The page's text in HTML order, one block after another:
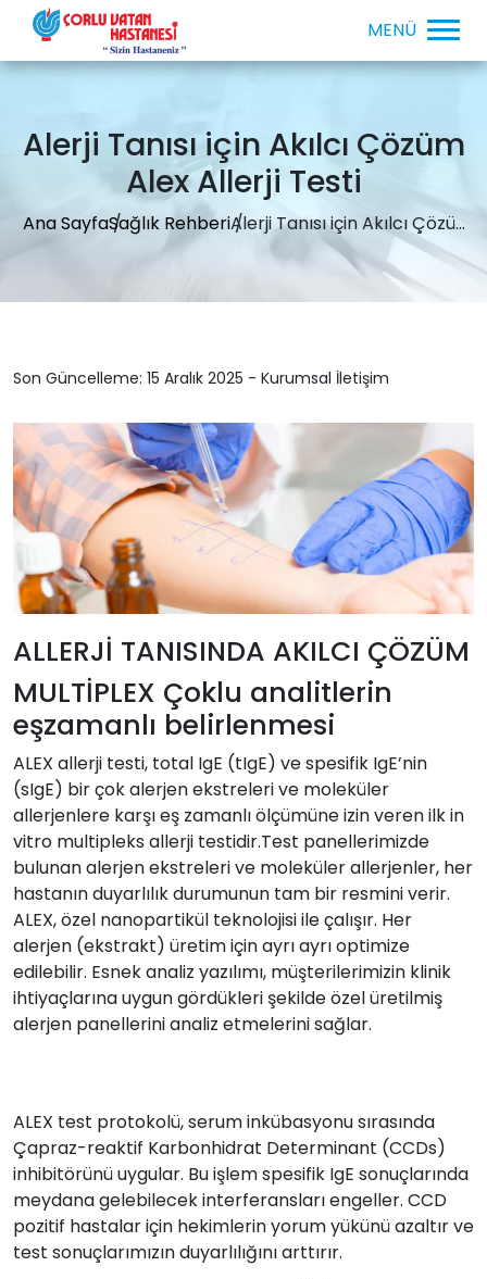
Alerji Tanısı için Akılcı Çözüm
Alex Allerji Testi
Ana SayfaSağlık RehberiAlerji Tanısı için Akılcı Çözü...
Son Güncelleme: 15 Aralık 2025 - Kurumsal İletişim
ALLERJİ TANISINDA AKILCI ÇÖZÜM
MULTİPLEX Çoklu analitlerin
eşzamanlı belirlenmesi
ALEX allerji testi, total IgE (tIgE) ve spesifik IgE’nin
(sIgE) bir çok alerjen ekstreleri ve moleküler
allerjenlere karşı eş zamanlı ölçümüne izin veren ilk in
vitro multipleks allerji testidir.Test panellerimizde
bulunan alerjen ekstreleri ve moleküler allerjenler, her
hastanın duyarlılık durumunun tam bir resmini verir.
ALEX, özel nanopartikül teknolojisi ile çalışır. Her
alerjen (ekstrakt) üretim için ayrı ayrı optimize
edilebilir. Esnek analiz yazılımı, müşterilerimizin klinik
ihtiyaçlarına uygun gördükleri şekilde özel üretilmiş
alerjen panellerini analiz etmelerini sağlar.
ALEX test protokolü, serum inkübasyonu sırasında
Çapraz-reaktif Karbonhidrat Determinant (CCDs)
inhibitörünü uygular. Bu işlem spesifik IgE sonuçlarında
meydana gelebilecek interferansları engeller. CCD
pozitif hastalar için hekimlerin yorum yükünü azaltır ve
test sonuçlarımızın duyarlılığını arttırır.